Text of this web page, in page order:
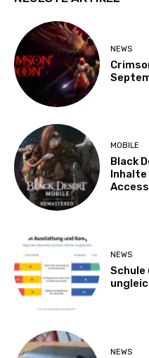
NEWS
MOBILE
Black
Access
NEWS
Schule
NEWS